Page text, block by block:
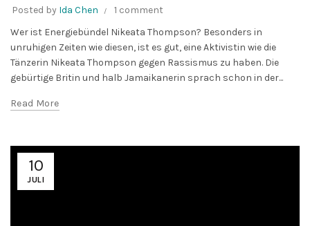
Posted by Ida Chen
1 comment
Wer ist Energiebündel Nikeata Thompson? Besonders in
unruhigen Zeiten wie diesen, ist es gut, eine Aktivistin wie die
Tänzerin Nikeata Thompson gegen Rassismus zu haben. Die
gebürtige Britin und halb Jamaikanerin sprach schon in der...
Read More
10
JULI